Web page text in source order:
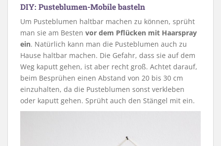
DIY: Pusteblumen-Mobile basteln
Um Pusteblumen haltbar machen zu können, sprüht
man sie am Besten vor dem Pflücken mit Haarspray
ein. Natürlich kann man die Pusteblumen auch zu
Hause haltbar machen. Die Gefahr, dass sie auf dem
Weg kaputt gehen, ist aber recht groß. Achtet darauf,
beim Besprühen einen Abstand von 20 bis 30 cm
einzuhalten, da die Pusteblumen sonst verkleben
oder kaputt gehen. Sprüht auch den Stängel mit ein.